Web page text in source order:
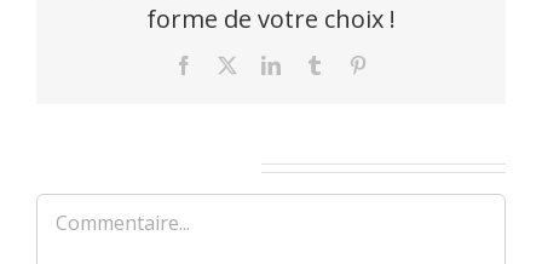
forme de votre choix !
Facebook LinkedInTumblr
Commentaire